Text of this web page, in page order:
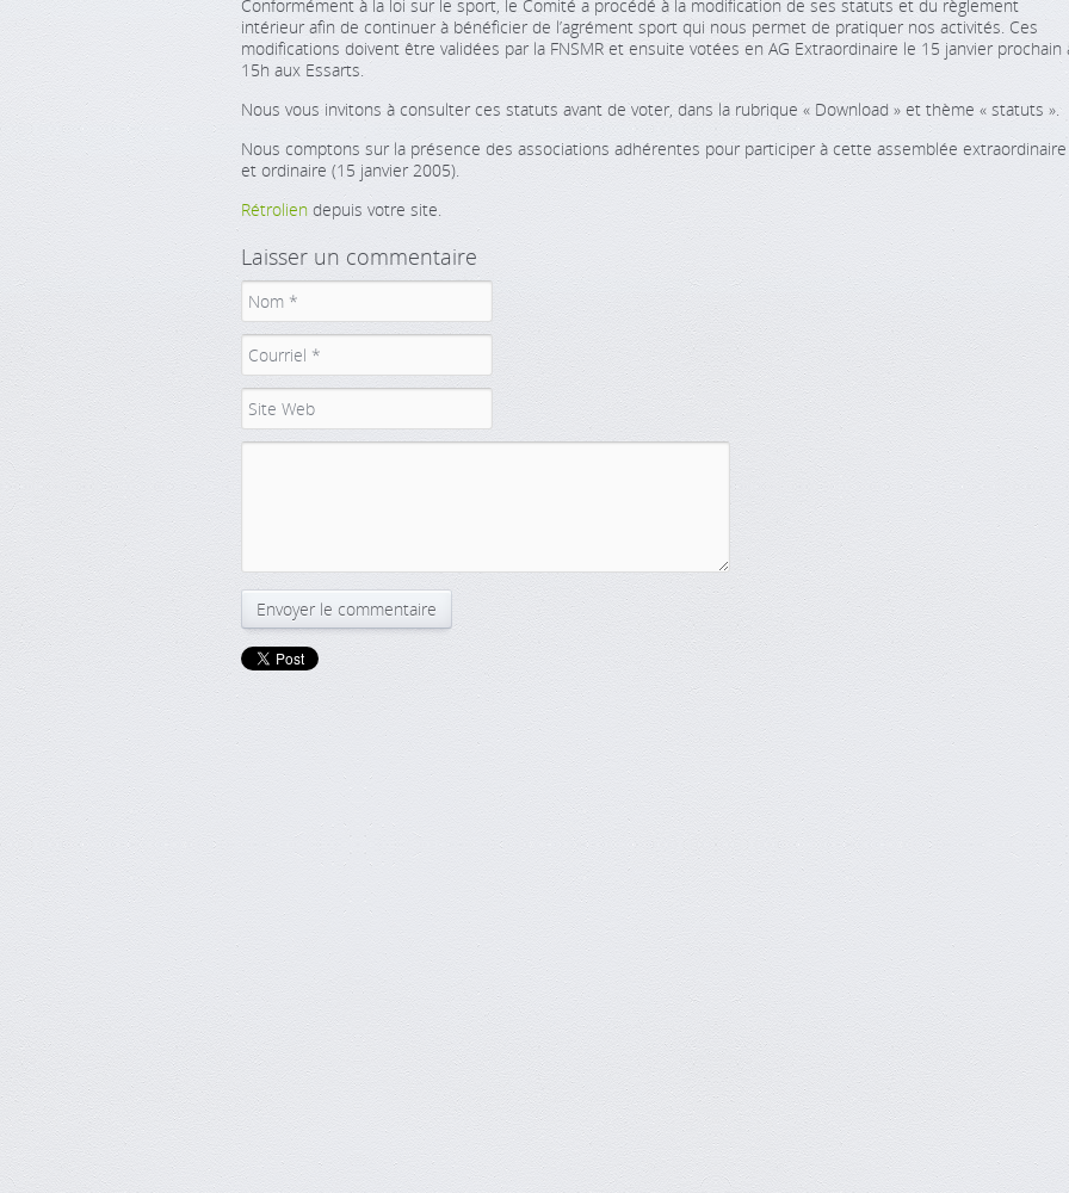
Conformément à la loi sur le sport, le Comité a procédé à la modification de ses statuts et du règlement
intérieur afin de continuer à bénéficier de l’agrément sport qui nous permet de pratiquer nos activités. Ces
modifications doivent être validées par la FNSMR et ensuite votées en AG Extraordinaire le 15 janvier prochain
15h aux Essarts.
Nous vous invitons à consulter ces statuts avant de voter, dans la rubrique « Download » et thème « statuts ».
Nous comptons sur la présence des associations adhérentes pour participer à cette assemblée extraordinaire
et ordinaire (15 janvier 2005).
Rétrolien depuis votre site.
Laisser un commentaire